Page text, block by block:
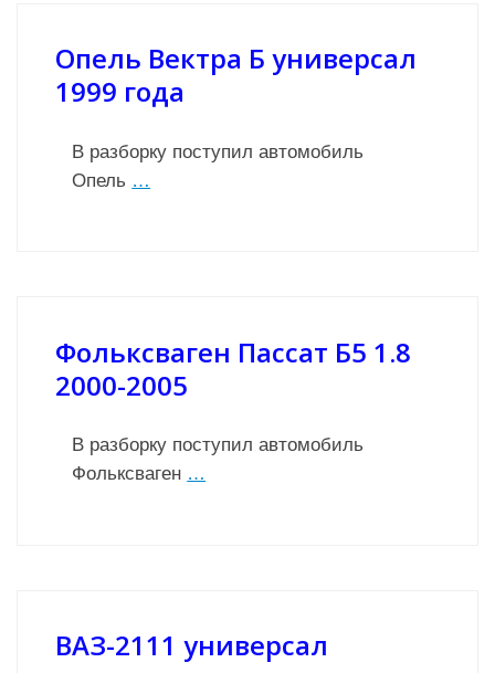
Опель Вектра Б универсал
1999 года
В разборку поступил автомобиль
Опель …
Фольксваген Пассат Б5 1.8
2000-2005
В разборку поступил автомобиль
Фольксваген …
ВАЗ-2111 универсал